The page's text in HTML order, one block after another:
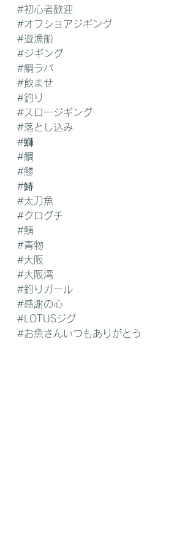
#初心者歓迎
#オフショアジギング
#遊漁船
#ジギング
#鯛ラバ
#飲ませ
#釣り
#スロージギング
#落とし込み
#鰤
#鯛
#鯵
#鰆
#太刀魚
#クログチ
#鯖
#青物
#大阪
#大阪湾
#釣りガール
#感謝の心
#LOTUSジグ
#お魚さんいつもありがとう